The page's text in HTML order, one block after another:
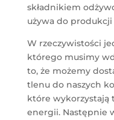
składnikiem
używa do
W rzeczywistości
którego musimy
to, że możemy
tlenu do naszych
które wykorzystają
energii. Następnie